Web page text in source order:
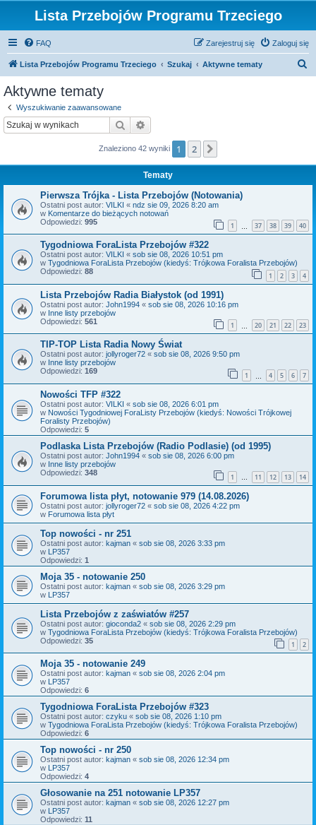
Lista Przebojów Programu Trzeciego
FAQ Zaloguj się
Zarejestruj się
Lista Przebojów Programu Trzeciego Szukaj Aktywne tematy
Aktywne tematy
Wyszukiwanie zaawansowane
Szukaj
Znaleziono 42 wyniki 1 2
Tematy
Pierwsza Trójka - Lista Przebojów (Notowania)
Ostatni post autor: VILKI « ndz sie 09, 2026 8:20 am
w Komentarze do bieżących notowań
Odpowiedzi: 995 1 37 38 39 40
Tygodniowa ForaLista Przebojów #322
Ostatni post autor: VILKI « sob sie 08, 2026 10:51 pm
w Tygodniowa ForaLista Przebojów (kiedyś: Trójkowa Foralista Przebojów)
Odpowiedzi: 88 1 2 3 4
Lista Przebojów Radia Białystok (od 1991)
Ostatni post autor: John1994 « sob sie 08, 2026 10:16 pm
w Inne listy przebojów
Odpowiedzi: 561 1 20 21 22 23
TIP-TOP Lista Radia Nowy Świat
Ostatni post autor: jollyroger72 « sob sie 08, 2026 9:50 pm
w Inne listy przebojów
Odpowiedzi: 169 1 4 5 6 7
Nowości TFP #322
Ostatni post autor: VILKI « sob sie 08, 2026 6:01 pm
w Nowości Tygodniowej ForaListy Przebojów (kiedyś: Nowości Trójkowej
Foralisty Przebojów)
Odpowiedzi: 5
Podlaska Lista Przebojów (Radio Podlasie) (od 1995)
Ostatni post autor: John1994 « sob sie 08, 2026 6:00 pm
w Inne listy przebojów
Odpowiedzi: 348 1 … 11 12 13 14
Forumowa lista płyt, notowanie 979 (14.08.2026)
Ostatni post autor: jollyroger72 « sob sie 08, 2026 4:22 pm
w Forumowa lista płyt
Top nowości - nr 251
Ostatni post autor: kajman « sob sie 08, 2026 3:33 pm
w LP357
Odpowiedzi: 1
Moja 35 - notowanie 250
Ostatni post autor: kajman « sob sie 08, 2026 3:29 pm
w LP357
Lista Przebojów z zaświatów #257
Ostatni post autor: gioconda2 « sob sie 08, 2026 2:29 pm
w Tygodniowa ForaLista Przebojów (kiedyś: Trójkowa Foralista Przebojów)
Odpowiedzi: 35 1 2
Moja 35 - notowanie 249
Ostatni post autor: kajman « sob sie 08, 2026 2:04 pm
w
LP357
Odpowiedzi: 6
Tygodniowa ForaLista Przebojów #323
Ostatni post autor: czyku « sob sie 08, 2026 1:10 pm
w Tygodniowa ForaLista Przebojów (kiedyś: Trójkowa Foralista Przebojów)
Odpowiedzi: 6
Top nowości - nr 250
Ostatni post autor: kajman « sob sie 08, 2026 12:34 pm
w
LP357
Odpowiedzi: 4
Głosowanie na 251 notowanie LP357
Ostatni post autor: kajman « sob sie 08, 2026 12:27 pm
w
LP357
Odpowiedzi: 11